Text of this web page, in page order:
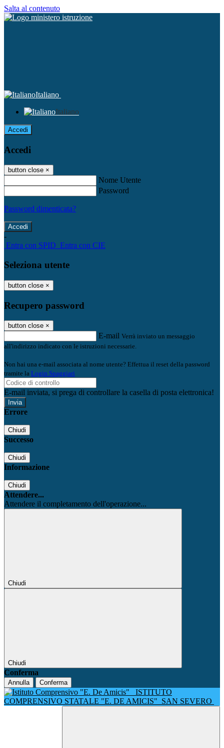
Salta al contenuto
Italiano
Italiano
Accedi
Accedi
button close ×
Nome Utente
Password
Password dimenticata?
-
Entra con SPID Entra con CIE
Seleziona utente
button close ×
Recupero password
button close ×
E-mail Verrà inviato un messaggio
all'indirizzo indicato con le istruzioni necessarie.
Non hai una e-mail associata al nome utente? Effettua il reset della password
tramite la Login Spaggiari
E-mail inviata, si prega di controllare la casella di posta elettronica!
Errore
Chiudi
Successo
Chiudi
Informazione
Chiudi
Attendere...
Attendere il completamento dell'operazione...
Chiudi
Chiudi
Conferma
Annulla Conferma
ISTITUTO
COMPRENSIVO STATALE "E. DE AMICIS" SAN SEVERO